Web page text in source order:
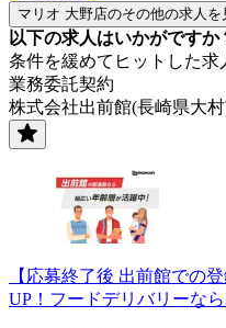
マリオ 大野店のその他の求人を
以下の求人はいかがですか
条件を緩めてヒットした
業務委託契約
株式会社出前館(長崎県大
【応募終了後 出前館での
UP！フードデリバリーなら